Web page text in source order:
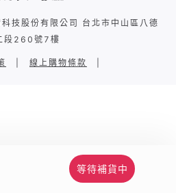
等待補貨中
股份有限公司 台北市中山區八德
段260號7樓
線上購物條款